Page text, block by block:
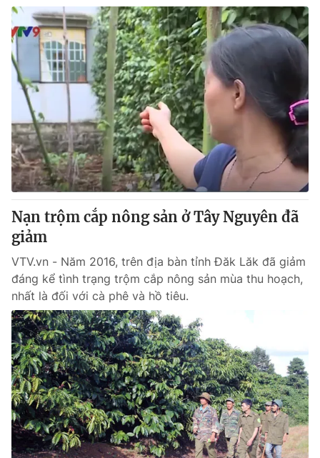
Pháp luật
Y tế
Thế giới
Tin tức
Thế giới đó đây
Câu chuyện quốc tế
Kinh tế
Tài chính
Thị trường
Góc doanh nghiệp
Dữ liệu và đời sống
Truyền hình
Phim VTV
Hậu trường
Nhân vật
Khán giả
Giải sao mai
Giải trí
Điện ảnh
Âm nhạc
Sao
Đời sống
Du lịch
Làm đẹp
Chất lượng cuộc sống
Giáo dục
Tuyển sinh
Học trực tuyến
Công nghệ
Hitech Công nghệ tương lai
Sản phẩm
Giao lưu trực tuyến
Nạn trộm cắp nông sản ở Tây Nguyên đã
giảm
VTV.vn - Năm 2016, trên địa bàn tỉnh Đăk Lăk đã giảm
đáng kể tình trạng trộm cắp nông sản mùa thu hoạch,
nhất là đối với cà phê và hồ tiêu.